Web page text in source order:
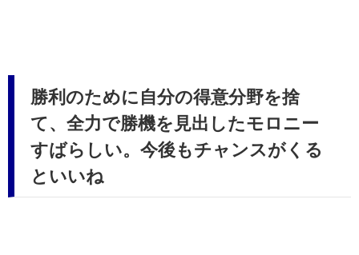
勝利のために自分の得意分野を捨
て、全力で勝機を見出したモロニー
すばらしい。今後もチャンスがくる
といいね